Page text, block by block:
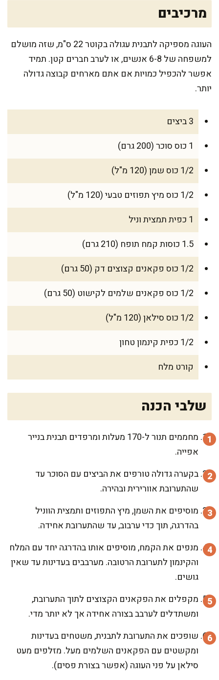
מרכיבים
העוגה מספיקה לתבנית עגולה בקוטר 22 ס"מ, שזה מושלם
למשפחה של 6-8 אנשים, או לערב חברים קטן. תמיד
אפשר להכפיל כמויות אם אתם מארחים קבוצה גדולה
יותר.
3 ביצים
1 כוס סוכר (200 גרם)
1/2 כוס שמן (120 מ"ל)
1/2 כוס מיץ תפוזים טבעי (120 מ"ל)
1 כפית תמצית וניל
1.5 כוסות קמח תופח (210 גרם)
1/2 כוס פקאנים קצוצים דק (50 גרם)
1/2 כוס פקאנים שלמים לקישוט (50 גרם)
1/2 כוס סילאן (120 מ"ל)
1/2 כפית קינמון טחון
קורט מלח
שלבי הכנה
מחממים תנור ל-170 מעלות ומרפדים תבנית בנייר
אפייה.
בקערה גדולה טורפים את הביצים עם הסוכר עד
שהתערובת אוורירית ובהירה.
מוסיפים את השמן, מיץ התפוזים ותמצית הווניל
בהדרגה, תוך כדי ערבוב, עד שהתערובת אחידה.
מנפים את הקמח, מוסיפים אותו בהדרגה יחד עם המלח
והקינמון לתערובת הרטובה. מערבבים בעדינות עד שאין
גושים.
מקפלים את הפקאנים הקצוצים לתוך התערובת,
ומשתדלים לערבב בצורה אחידה אך לא יותר מדי.
שופכים את התערובת לתבנית, משטחים בעדינות
ומקשטים עם הפקאנים השלמים מעל. מזלפים מעט
סילאן על פני העוגה (אפשר בצורת פסים).